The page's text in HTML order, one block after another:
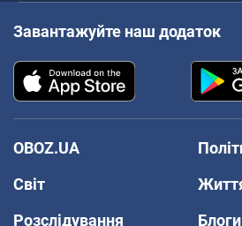
Завантажуйте наш додаток
OBOZ.UA
Світ
Розслідування
Блоги